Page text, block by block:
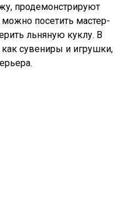
продемонстрируют
посетить мастер-
льняную куклу. В
сувениры и игрушки,